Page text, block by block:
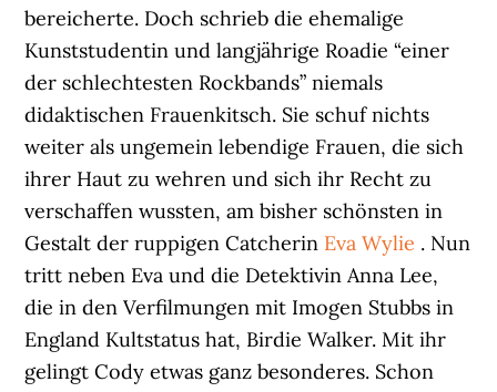
bereicherte. Doch schrieb die ehemalige
Kunststudentin und langjährige Roadie “einer
der schlechtesten Rockbands” niemals
didaktischen Frauenkitsch. Sie schuf nichts
weiter als ungemein lebendige Frauen, die sich
ihrer Haut zu wehren und sich ihr Recht zu
verschaffen wussten, am bisher schönsten in
Gestalt der ruppigen Catcherin Eva Wylie . Nun
tritt neben Eva und die Detektivin Anna Lee,
die in den Verfilmungen mit Imogen Stubbs in
England Kultstatus hat, Birdie Walker. Mit ihr
gelingt Cody etwas ganz besonderes. Schon